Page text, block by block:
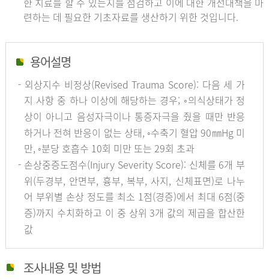
련하는 데 필요한 기초자료를 생산하기 위한 것입니다.
용어설명
- 외상지수 비정상(Revised Trauma Score): 다음 세 가
지 사항 중 하나 이상에 해당하는 경우; ◦의식상태가 정
상이 아니고 음성자극이나 통증자극을 줬을 때만 반응
하거나 전혀 반응이 없는 상태, ◦수축기 혈압 90㎜Hg 미
만, ◦분당 호흡수 10회 미만 또는 29회 초과
- 손상중증도점수(Injury Severity Score): 신체를 6개 부
위(두경부, 안면부, 흉부, 복부, 사지, 신체표면)로 나누
어 부위별 손상 정도를 최소 1점(경증)에서 최대 6점(중
증)까지 수치화하고 이 중 상위 3개 값의 제곱을 합산한
값
조사내용 및 방법